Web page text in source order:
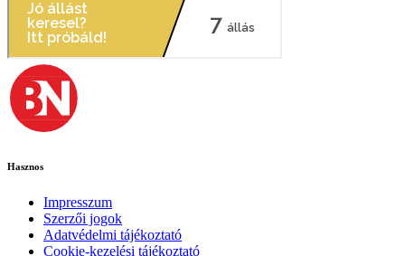
Hasznos
Impresszum
Szerzői jogok
Adatvédelmi tájékoztató
Cookie-kezelési tájékoztató